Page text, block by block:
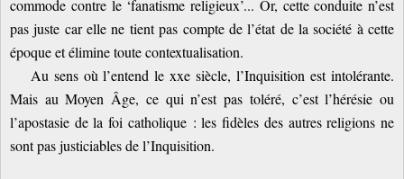
commode contre le ‘fanatisme religieux’... Or, cette conduite n’est
pas juste car elle ne tient pas compte de l’état de la société à cette
époque et élimine toute contextualisation.
Au sens où l’entend le xxe siècle, l’Inquisition est intolérante.
Mais au Moyen Âge, ce qui n’est pas toléré, c’est l’hérésie ou
l’apostasie de la foi catholique : les fidèles des autres religions ne
sont pas justiciables de l’Inquisition.